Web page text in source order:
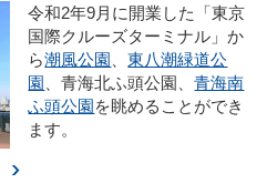
令和2年9月に開業した「東京
国際クルーズターミナル」か
ら潮風公園 、東八潮緑道公
園 、青海北ふ頭公園、青海南
ふ頭公園を眺めることができ
ます。